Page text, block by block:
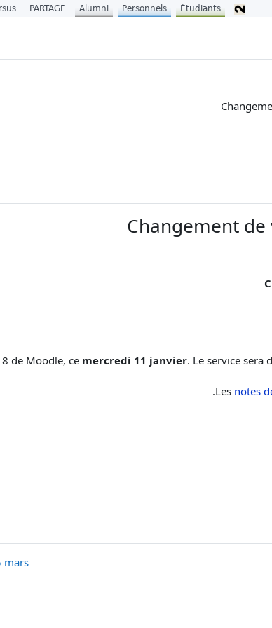
Changement
de Moodle, ce mercredi 11 janvier. Le service sera
Les notes
◀︎
Étudiants
Personnels
Alumni
PARTAGE